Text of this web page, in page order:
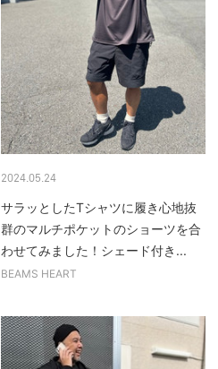
2024.05.24
サラッとしたTシャツに履き心地抜
群のマルチポケットのショーツを合
わせてみました！シェード付き...
BEAMS HEART